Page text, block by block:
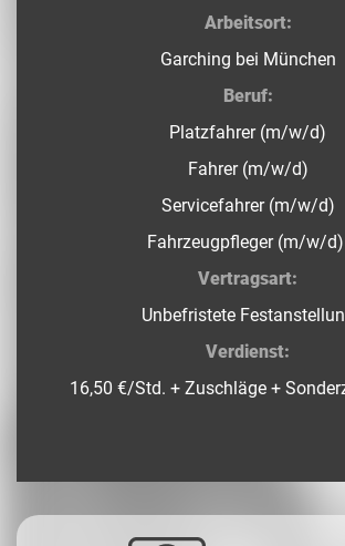
Arbeitsort:
Garching bei München
Beruf:
Platzfahrer (m/w/d)
Fahrer (m/w/d)
Servicefahrer (m/w/d)
Fahrzeugpfleger (m/w/d)
Vertragsart:
Unbefristete
Verdienst:
16,50 €/Std. + Zuschläge +